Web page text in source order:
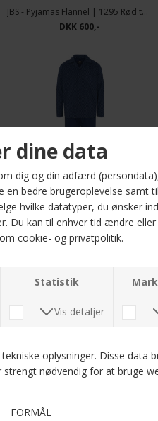
JBS - Pyjamas Flannel | 1295 Rød ternet
DKK 600,-
JBS - Poplin | Pyjamas 1287 Blå
DKK 700,-